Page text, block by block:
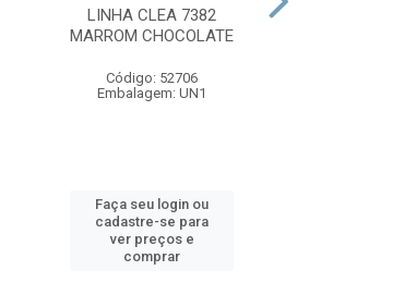
LINHA CLEA 7382
MARROM CHOCOLATE
Código: 52706
Embalagem: UN1
Faça seu login ou
cadastre-se para
ver preços e
comprar